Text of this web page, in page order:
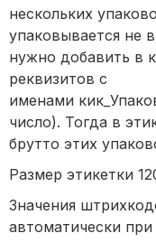
нескольких
упаковывается не
нужно добавить в
реквизитов с
именами
число). Тогда в
брутто этих
Размер этикетки
Значения
автоматически